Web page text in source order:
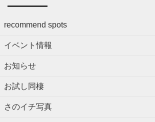
recommend spots
イベント情報
お知らせ
お試し同棲
さのイチ写真